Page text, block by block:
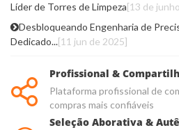
Líder de Torres de Limpeza[13 de
Desbloqueando Engenharia de
Dedicado...[11 jun de 2025]
Profissional &
Plataforma profissional de
compras mais confiáveis
Seleção Aborativa &